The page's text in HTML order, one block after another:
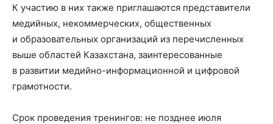
К участию в них также приглашаются представители
медийных, некоммерческих, общественных
и образовательных организаций из перечисленных
выше областей Казахстана, заинтересованные
в развитии медийно-информационной и цифровой
грамотности.
Срок проведения тренингов: не позднее июля